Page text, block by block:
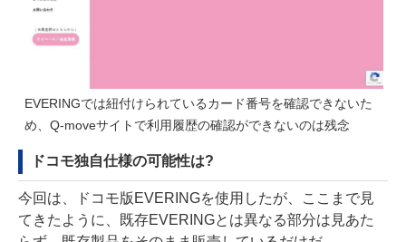
EVERINGでは紐付けられているカード番号を確認できないた
め、Q-moveサイトで利用履歴の確認ができないのは残念
ドコモ独自仕様の可能性は?
今回は、ドコモ版EVERINGを使用したが、ここまで見
てきたように、既存EVERINGとは異なる部分は見あた